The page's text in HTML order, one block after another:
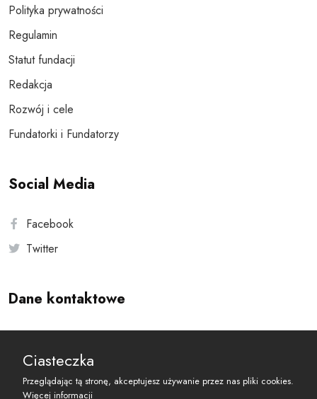
Polityka prywatności
Regulamin
Statut fundacji
Redakcja
Rozwój i cele
Fundatorki i Fundatorzy
Social Media
Facebook
Twitter
Dane kontaktowe
reset@resetobywatelski.pl
Ciasteczka
Przeglądając tą stronę, akceptujesz używanie przez nas pliki cookies.
Więcej informacji